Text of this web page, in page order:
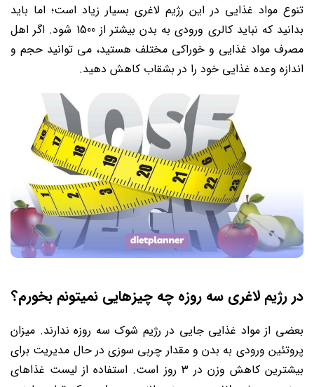
تنوع مواد غذایی در این رژیم لاغری بسیار زیاد است؛ اما باید
بدانید که نباید کالری ورودی به بدن بیشتر از 1500 شود. اگر اهل
مصرف مواد غذایی و خوراکی مختلف هستید، می توانید حجم و
اندازه وعده غذایی خود را در بشقاب کاهش دهید.
در رژیم لاغری سه روزه چه چیزهایی نمیتونم بخورم؟
بعضی از مواد غذایی جایی در رژیم شوک سه روزه ندارند. میزان
پروتئین ورودی به بدن و مقدار چربی سوزی در حال مدیریت برای
بیشترین کاهش وزن در 3 روز است. استفاده از لیست غذاهای